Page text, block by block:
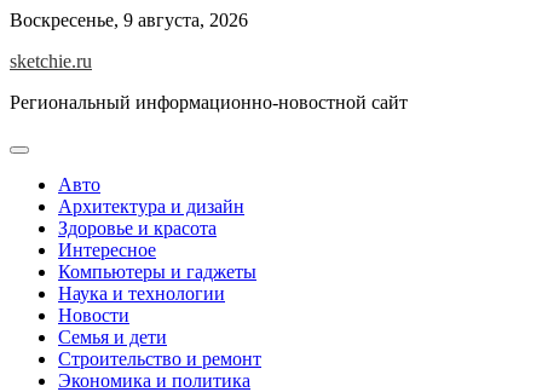
Skip
content
Воскресенье, 9 августа, 2026
sketchie.ru
Региональный информационно-новостной сайт
Авто
Архитектура и дизайн
Здоровье и красота
Интересное
Компьютеры и гаджеты
Наука и технологии
Новости
Семья и дети
Строительство и ремонт
Экономика и политика